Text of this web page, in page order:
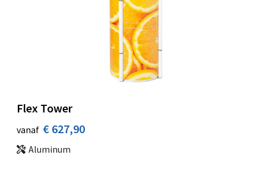
Flex Tower
vanaf € 627,90
Aluminum